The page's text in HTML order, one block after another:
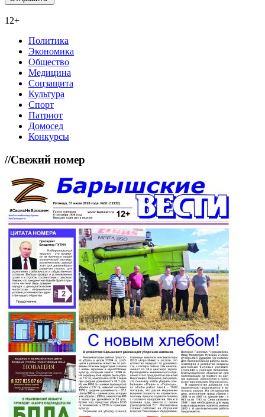
12+
Политика
Экономика
Общество
Медицина
Соцзащита
Культура
Спорт
Патриот
Домосед
Конкурсы
//Свежий номер